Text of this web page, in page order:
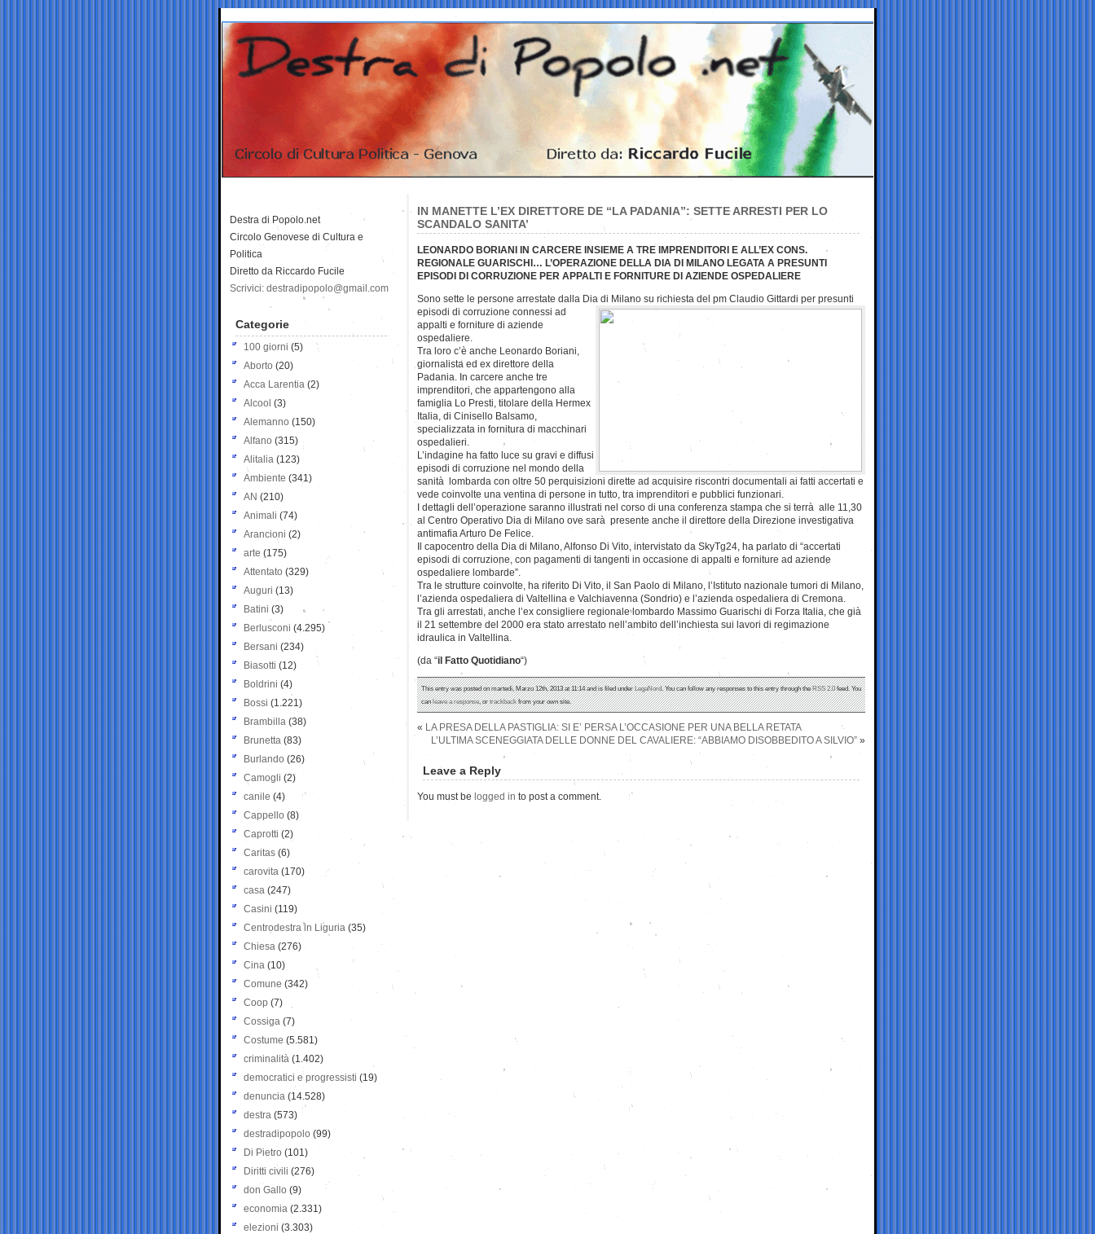
IN MANETTE L’EX DIRETTORE DE “LA PADANIA”: SETTE ARRESTI PER LO
SCANDALO SANITA’
LEONARDO BORIANI IN CARCERE INSIEME A TRE IMPRENDITORI E ALL’EX CONS.
REGIONALE GUARISCHI… L’OPERAZIONE DELLA DIA DI MILANO LEGATA A PRESUNTI
EPISODI DI CORRUZIONE PER APPALTI E FORNITURE DI AZIENDE OSPEDALIERE
Sono sette le persone arrestate dalla Dia di Milano su richiesta del pm Claudio Gittardi per presunti
episodi di corruzione connessi ad
appalti e forniture di aziende
ospedaliere.
Tra loro c’è anche Leonardo Boriani,
giornalista ed ex direttore della
Padania. In carcere anche tre
imprenditori, che appartengono alla
famiglia Lo Presti, titolare della Hermex
Italia, di Cinisello Balsamo,
specializzata in fornitura di macchinari
ospedalieri.
L’indagine ha fatto luce su gravi e diffusi
episodi di corruzione nel mondo della
sanità lombarda con oltre 50 perquisizioni dirette ad acquisire riscontri documentali ai fatti accertati e
vede coinvolte una ventina di persone in tutto, tra imprenditori e pubblici funzionari.
I dettagli dell’operazione saranno illustrati nel corso di una conferenza stampa che si terrà alle 11,30
al Centro Operativo Dia di Milano ove sarà presente anche il direttore della Direzione investigativa
antimafia Arturo De Felice.
Il capocentro della Dia di Milano, Alfonso Di Vito, intervistato da SkyTg24, ha parlato di “accertati
episodi di corruzione, con pagamenti di tangenti in occasione di appalti e forniture ad aziende
ospedaliere lombarde”.
Tra le strutture coinvolte, ha riferito Di Vito, il San Paolo di Milano, l’Istituto nazionale tumori di Milano,
l’azienda ospedaliera di Valtellina e Valchiavenna (Sondrio) e l’azienda ospedaliera di Cremona.
Tra gli arrestati, anche l’ex consigliere regionale lombardo Massimo Guarischi di Forza Italia, che già
il 21 settembre del 2000 era stato arrestato nell’ambito dell’inchiesta sui lavori di regimazione
idraulica in Valtellina.
(da “il Fatto Quotidiano“)
This entry was posted on martedì, Marzo 12th, 2013 at 11:14 and is filed underLegaNord. You can follow any responses to this entry through theRSS 2.0feed. You
canleave a response, ortrackbackfrom your own site.
« LA PRESA DELLA PASTIGLIA: SI E’ PERSA L’OCCASIONE PER UNA BELLA RETATA
L’ULTIMA SCENEGGIATA DELLE DONNE DEL CAVALIERE: “ABBIAMO DISOBBEDITO A SILVIO” »
Leave a Reply
You must be logged in to post a comment.
Destra di Popolo.net
Circolo Genovese di Cultura e
Politica
Diretto da Riccardo Fucile
Scrivici: destradipopolo@gmail.com
Categorie
100 giorni (5)
Aborto (20)
Acca Larentia (2)
Alcool (3)
Alemanno (150)
Alfano (315)
Alitalia (123)
Ambiente (341)
AN (210)
Animali (74)
Arancioni (2)
arte (175)
Attentato (329)
Auguri (13)
Batini (3)
Berlusconi (4.295)
Bersani (234)
Biasotti (12)
Boldrini (4)
Bossi (1.221)
Brambilla (38)
Brunetta (83)
Burlando (26)
Camogli (2)
canile (4)
Cappello (8)
Caprotti (2)
Caritas (6)
carovita (170)
casa (247)
Casini (119)
Centrodestra in Liguria (35)
Chiesa (276)
Cina (10)
Comune (342)
Coop (7)
Cossiga (7)
Costume (5.581)
criminalità (1.402)
democratici e progressisti (19)
denuncia (14.528)
destra (573)
destradipopolo (99)
Di Pietro (101)
Diritti civili (276)
don Gallo (9)
economia (2.331)
elezioni (3.303)